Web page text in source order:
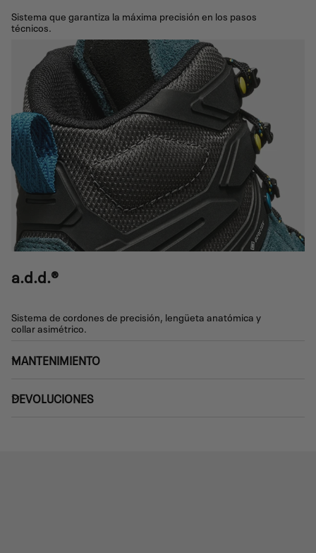
Sistema que garantiza la máxima precisión en los pasos
técnicos.
a.d.d.®
Sistema de cordones de precisión, lengüeta anatómica y
collar asimétrico.
MANTENIMIENTO
DEVOLUCIONES